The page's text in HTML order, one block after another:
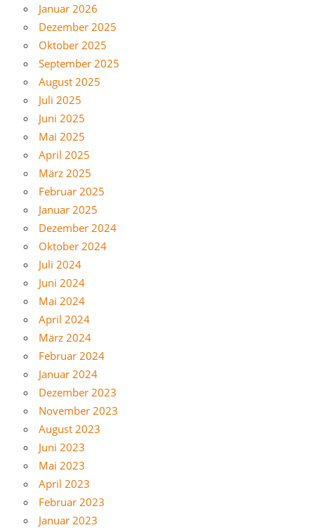
Januar 2026
Dezember 2025
Oktober 2025
September 2025
August 2025
Juli 2025
Juni 2025
Mai 2025
April 2025
März 2025
Februar 2025
Januar 2025
Dezember 2024
Oktober 2024
Juli 2024
Juni 2024
Mai 2024
April 2024
März 2024
Februar 2024
Januar 2024
Dezember 2023
November 2023
August 2023
Juni 2023
Mai 2023
April 2023
Februar 2023
Januar 2023